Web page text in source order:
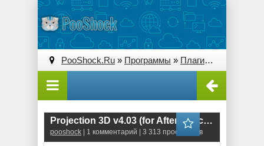
PooShock.Ru » Программы » Плагины (Plug-ins)
Projection 3D v4.03 (for After Effects)
pooshock | 1 комментарий | 3 313 просмотров